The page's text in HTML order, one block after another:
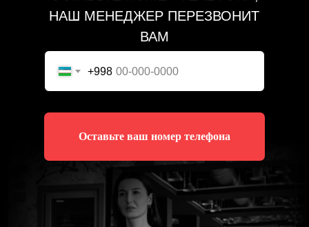
НАШ МЕНЕДЖЕР ПЕРЕЗВОНИТ
ВАМ
+998
Оставьте ваш номер телефона